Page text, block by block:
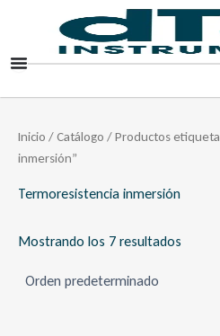
contenido
Inicio /Catálogo / Productos
inmersión”
Termoresistencia inmersión
Mostrando los 7 resultados